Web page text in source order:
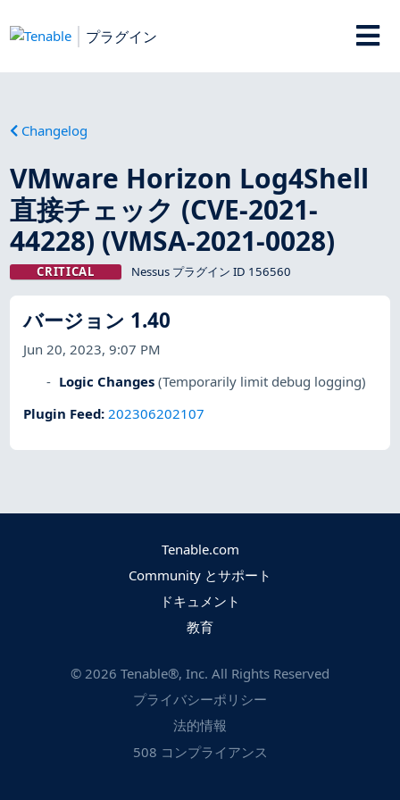
プラグイン
Changelog
VMware Horizon Log4Shell
直接チェック (CVE-2021-
44228) (VMSA-2021-0028)
CRITICAL Nessus プラグイン ID 156560
バージョン 1.40
Jun 20, 2023, 9:07 PM
Logic Changes (Temporarily limit debug logging)
Plugin Feed:202306202107
Tenable.com
Community とサポート
ドキュメント
教育
© 2026 Tenable®, Inc. All Rights Reserved
プライバシーポリシー
法的情報
508 コンプライアンス